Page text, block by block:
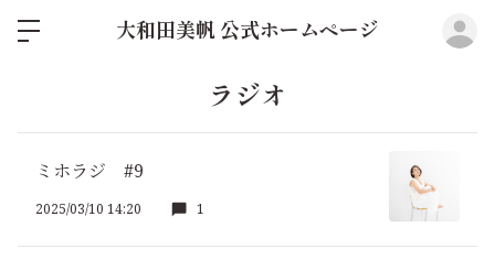
大和田美帆 公式ホームページ
ラジオ
ミホラジ #9
2025/03/10 14:20 1